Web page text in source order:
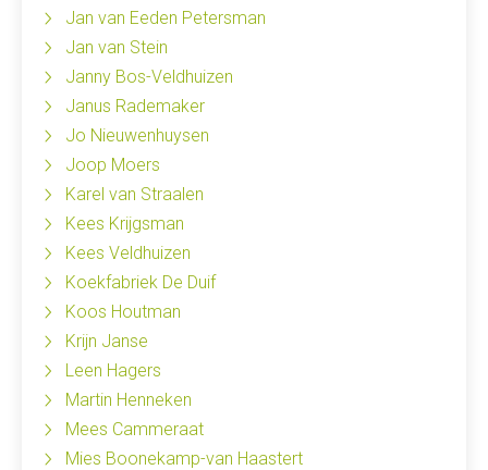
Jan van Eeden Petersman
Jan van Stein
Janny Bos-Veldhuizen
Janus Rademaker
Jo Nieuwenhuysen
Joop Moers
Karel van Straalen
Kees Krijgsman
Kees Veldhuizen
Koekfabriek De Duif
Koos Houtman
Krijn Janse
Leen Hagers
Martin Henneken
Mees Cammeraat
Mies Boonekamp-van Haastert